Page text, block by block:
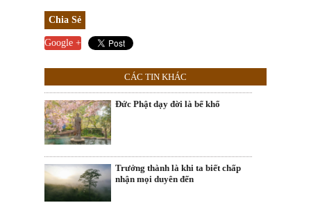
Chia Sẻ
Google +
CÁC TIN KHÁC
Đức Phật dạy đời là bể khổ
Trưởng thành là khi ta biết chấp
nhận mọi duyên đến